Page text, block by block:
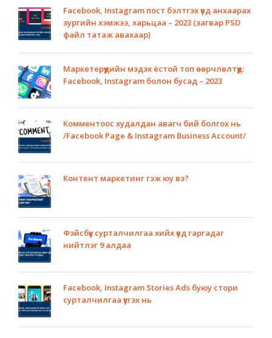
Facebook, Instagram пост бэлтгэх үед анхаарах
зургийн хэмжээ, харьцаа – 2023 (загвар PSD
файл татаж авахаар)
Маркетерүүдийн мэдэх ёстой топ өөрчлөлтүүд:
Facebook, Instagram болон бусад – 2023
Комментоос худалдан авагч бий болгох нь
/Facebook Page & Instagram Business Account/
Контент маркетинг гэж юу вэ?
Фэйсбүүк сурталчилгаа хийх үед гаргадаг
нийтлэг 9 алдаа
Facebook, Instagram Stories Ads буюу стори
сурталчилгаа үүсгэх нь